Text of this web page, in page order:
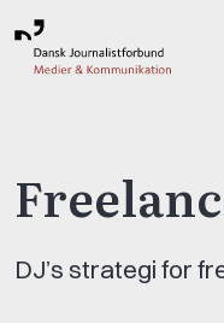
DJ’s strategi for